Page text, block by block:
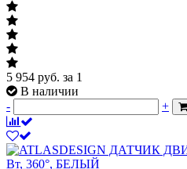
5 954 руб. за 1
В наличии
-
+